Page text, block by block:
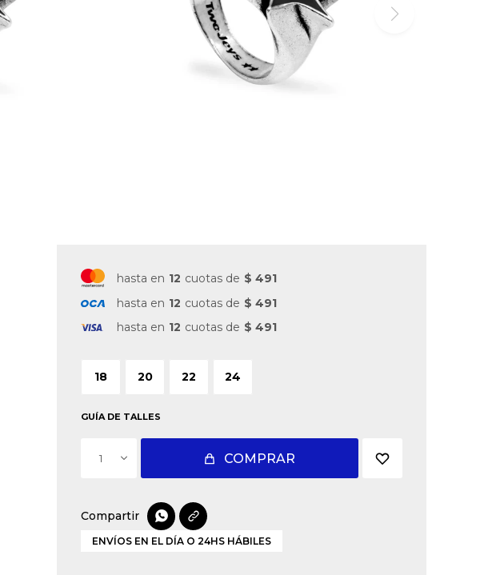
hasta en 12 cuotas de $ 491
hasta en 12 cuotas de $ 491
hasta en 12 cuotas de $ 491
18 20 22 24
GUÍA DE TALLES
1 COMPRAR

ENVÍOS EN EL DÍA O 24HS HÁBILES